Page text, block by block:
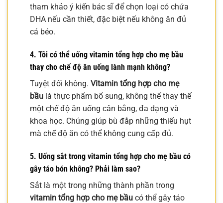
tham khảo ý kiến bác sĩ để chọn loại có chứa
DHA nếu cần thiết, đặc biệt nếu không ăn đủ
cá béo.
4. Tôi có thể uống vitamin tổng hợp cho mẹ bầu
thay cho chế độ ăn uống lành mạnh không?
Tuyệt đối không. Vitamin tổng hợp cho mẹ
bầu là thực phẩm bổ sung, không thể thay thế
một chế độ ăn uống cân bằng, đa dạng và
khoa học. Chúng giúp bù đắp những thiếu hụt
mà chế độ ăn có thể không cung cấp đủ.
5. Uống sắt trong vitamin tổng hợp cho mẹ bầu có
gây táo bón không? Phải làm sao?
Sắt là một trong những thành phần trong
vitamin tổng hợp cho mẹ bầu có thể gây táo